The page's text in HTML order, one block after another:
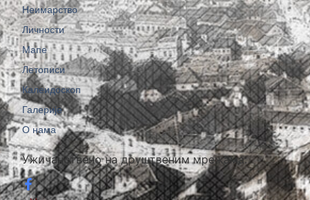
Ужичанствено на друштвеним мрежама:
Неимарство
Личности
Мапе
Летописи
Калеидоскоп
Галерије
О нама